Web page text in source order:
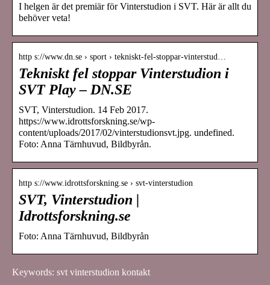
I helgen är det premiär för Vinterstudion i SVT. Här är allt du
behöver veta!
http s://www.dn.se › sport › tekniskt-fel-stoppar-vinterstud…
Tekniskt fel stoppar Vinterstudion i
SVT Play – DN.SE
SVT, Vinterstudion. 14 Feb 2017.
https://www.idrottsforskning.se/wp-
content/uploads/2017/02/vinterstudionsvt.jpg. undefined.
Foto: Anna Tärnhuvud, Bildbyrån.
http s://www.idrottsforskning.se › svt-vinterstudion
SVT, Vinterstudion |
Idrottsforskning.se
Foto: Anna Tärnhuvud, Bildbyrån
Keywords: svt vinterstudion kontakt